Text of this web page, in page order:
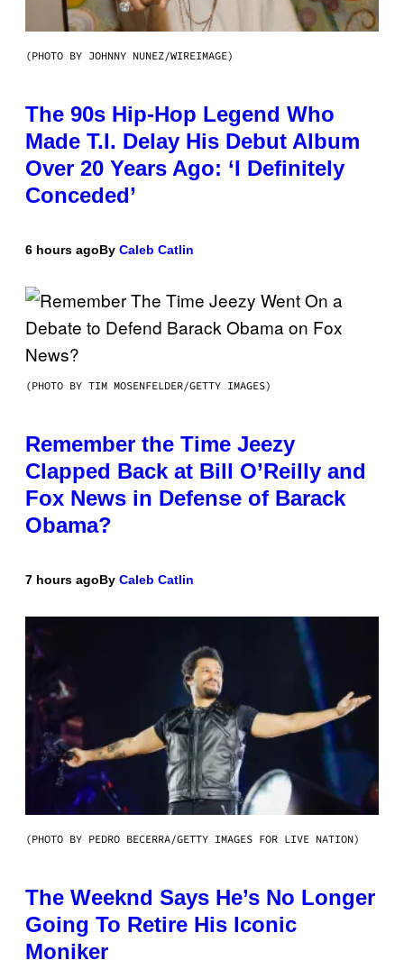
(PHOTO BY JOHNNY NUNEZ/WIREIMAGE)
The 90s Hip-Hop Legend Who
Made T.I. Delay His Debut Album
Over 20 Years Ago: ‘I Definitely
Conceded’
6 hours agoBy Caleb Catlin
(PHOTO BY TIM MOSENFELDER/GETTY IMAGES)
Remember the Time Jeezy
Clapped Back at Bill O’Reilly and
Fox News in Defense of Barack
Obama?
7 hours agoBy Caleb Catlin
(PHOTO BY PEDRO BECERRA/GETTY IMAGES FOR LIVE NATION)
The Weeknd Says He’s No Longer
Going To Retire His Iconic
Moniker